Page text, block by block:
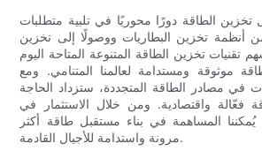
الطاقة دورًا محوريًا في تلبية متطلبات
أنظمة تخزين البطاريات ووصولًا إلى تخزين
تقنيات تخزين الطاقة المتنوعة المتاحة اليوم
موثوقة ومستدامة لعالمنا المتنامي. ومع
في مصادر الطاقة المتجددة، ستزداد الحاجة
فعّالة واقتصادية. ومن خلال الاستثمار في
يُمكننا المساهمة في بناء مستقبل طاقة أكثر
مرونة واستدامة للأجيال القادمة.